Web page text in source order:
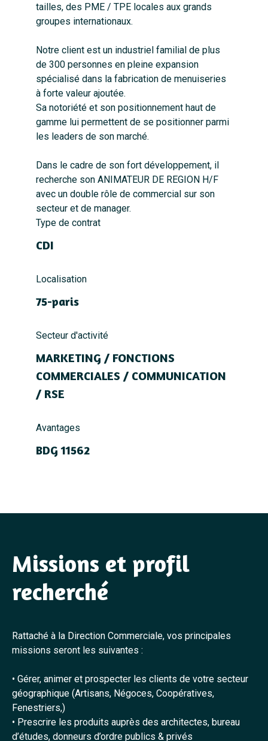
tailles, des PME / TPE locales aux grands
groupes internationaux.
Notre client est un industriel familial de plus
de 300 personnes en pleine expansion
spécialisé dans la fabrication de menuiseries
à forte valeur ajoutée.
Sa notoriété et son positionnement haut de
gamme lui permettent de se positionner parmi
les leaders de son marché.
Dans le cadre de son fort développement, il
recherche son ANIMATEUR DE REGION H/F
avec un double rôle de commercial sur son
secteur et de manager.
Type de contrat
CDI
Localisation
75-paris
Secteur d'activité
MARKETING / FONCTIONS
COMMERCIALES / COMMUNICATION
/ RSE
Avantages
BDG 11562
Missions et profil
recherché
Rattaché à la Direction Commerciale, vos principales
missions seront les suivantes :
• Gérer, animer et prospecter les clients de votre secteur
géographique (Artisans, Négoces, Coopératives,
Fenestriers,)
• Prescrire les produits auprès des architectes, bureau
d’études, donneurs d’ordre publics & privés